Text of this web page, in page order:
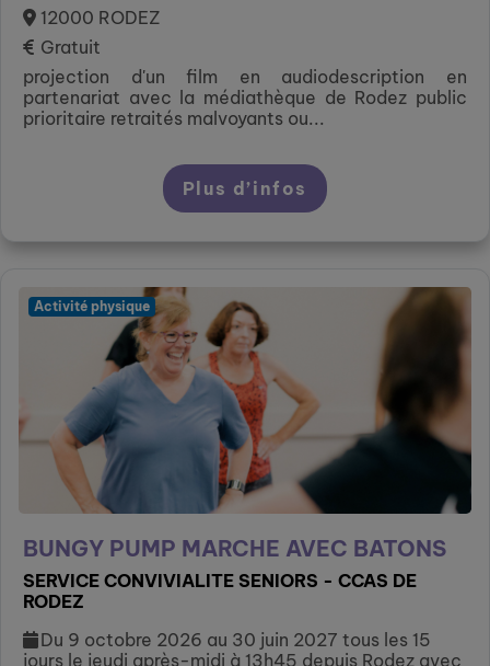
12000 RODEZ
Gratuit
projection d'un film en audiodescription en
partenariat avec la médiathèque de Rodez public
prioritaire retraités malvoyants ou...
Plus d’infos
Activité physique
BUNGY PUMP MARCHE AVEC BATONS
SERVICE CONVIVIALITE SENIORS - CCAS DE
RODEZ
Du 9 octobre 2026 au 30 juin 2027 tous les 15
jours le jeudi après-midi à 13h45 depuis Rodez avec